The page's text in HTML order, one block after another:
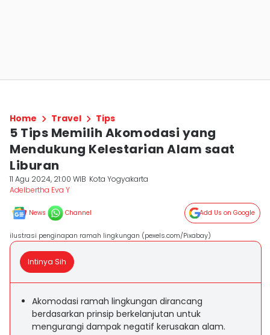
Home Travel Tips
5 Tips Memilih Akomodasi yang
Mendukung Kelestarian Alam saat
Liburan
11 Agu 2024, 21:00 WIB Kota Yogyakarta
Adelbertha Eva Y
News Channel Add Us on Google
ilustrasi penginapan ramah lingkungan (pexels.com/Pixabay)
Intinya Sih
Akomodasi ramah lingkungan dirancang
berdasarkan prinsip berkelanjutan untuk
mengurangi dampak negatif kerusakan alam.